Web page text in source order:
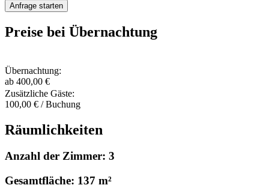
Anfrage starten
Preise bei Übernachtung
Übernachtung:
ab 400,00 €
Zusätzliche Gäste:
100,00 € / Buchung
Räumlichkeiten
Anzahl der Zimmer: 3
Gesamtfläche: 137 m²